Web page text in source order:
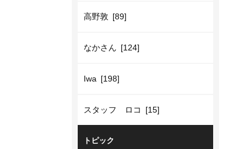
高野敦 [89]
なかさん [124]
Iwa [198]
スタッフ ロコ [15]
トピック